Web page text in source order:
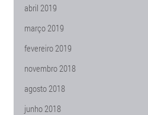
abril 2019
março 2019
fevereiro 2019
novembro 2018
agosto 2018
junho 2018